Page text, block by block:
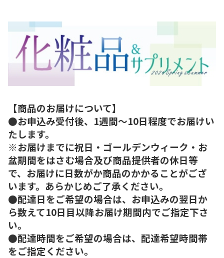
【商品のお届けについて】
●お申込み受付後、1週間～10日程度でお届けい
たします。
※お届けまでに祝日・ゴールデンウィーク・お
盆期間をはさむ場合及び商品提供者の休日等
で、お届けに日数がか商品のかかることがござ
います。あらかじめご了承ください。
●配達日をご希望の場合は、お申込みの翌日か
ら数えて10日目以降お届け期間内でご指定下さ
い。
●配達時間をご希望の場合は、配達希望時間帯
をご指定ください。